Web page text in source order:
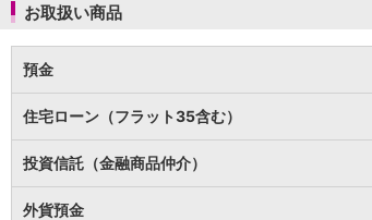
カードローン
目的別ローンマイページ
保険
保険TOP
医療保険
就業不能保険
お取扱い商品
預金
住宅ローン（フラット35含む）
投資信託（金融商品仲介）
外貨預金